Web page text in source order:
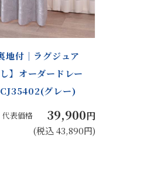
地付｜ラグジュア
】オーダードレー
グレー)
代表価格 39,900円
(税込 43,890円)